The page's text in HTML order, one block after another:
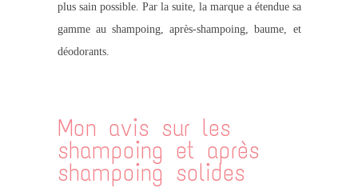
plus sain possible. Par la suite, la marque a étendue sa
gamme au shampoing, après-shampoing, baume, et
déodorants.
Mon avis sur les
shampoing et après
shampoing solides